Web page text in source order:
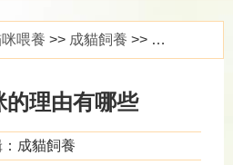
喂養 >> 成貓飼養 >> 飼養貓咪的理由有哪些
的理由有哪些
成貓飼養